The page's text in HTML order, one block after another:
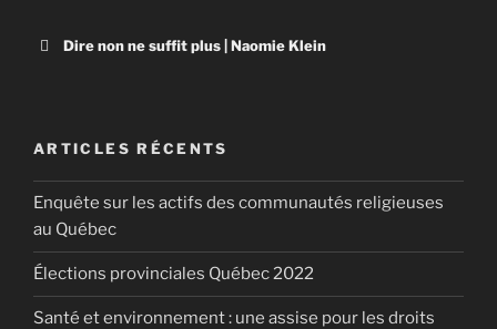
Dire non ne suffit plus | Naomie Klein
ARTICLES RÉCENTS
Enquête sur les actifs des communautés religieuses
au Québec
Élections provinciales Québec 2022
Santé et environnement : une assise pour les droits